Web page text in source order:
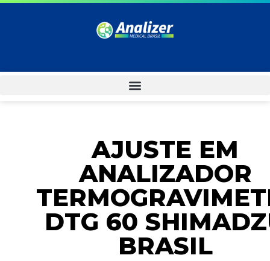
AJUSTE EM
ANALIZADOR
DTG 60
BRASIL